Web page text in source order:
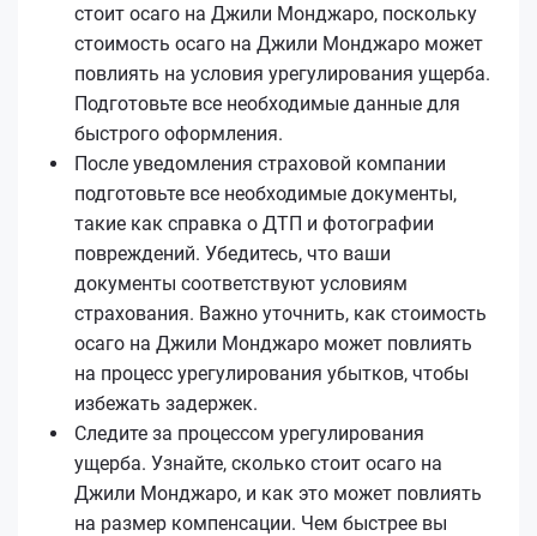
стоит осаго на Джили Монджаро, поскольку
стоимость осаго на Джили Монджаро может
повлиять на условия урегулирования ущерба.
Подготовьте все необходимые данные для
быстрого оформления.
После уведомления страховой компании
подготовьте все необходимые документы,
такие как справка о ДТП и фотографии
повреждений. Убедитесь, что ваши
документы соответствуют условиям
страхования. Важно уточнить, как стоимость
осаго на Джили Монджаро может повлиять
на процесс урегулирования убытков, чтобы
избежать задержек.
Следите за процессом урегулирования
ущерба. Узнайте, сколько стоит осаго на
Джили Монджаро, и как это может повлиять
на размер компенсации. Чем быстрее вы